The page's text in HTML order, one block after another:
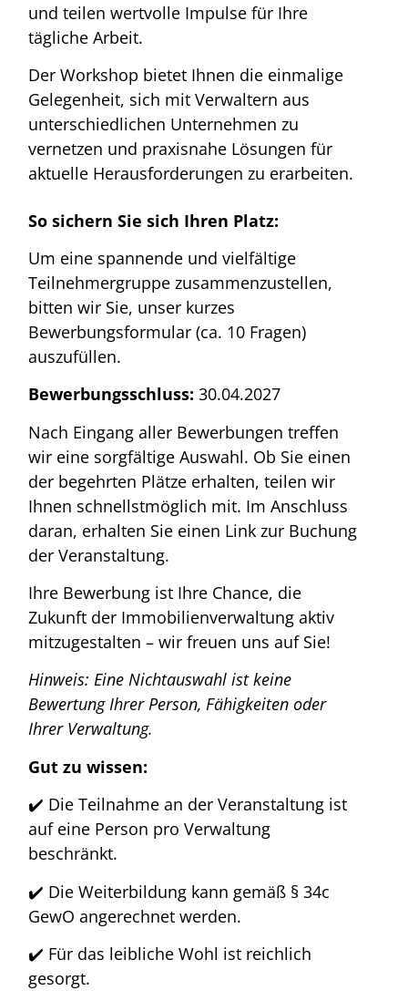
und teilen wertvolle Impulse für Ihre
tägliche Arbeit.
Der Workshop bietet Ihnen die einmalige
Gelegenheit, sich mit Verwaltern aus
unterschiedlichen Unternehmen zu
vernetzen und praxisnahe Lösungen für
aktuelle Herausforderungen zu erarbeiten.
So sichern Sie sich Ihren Platz:
Um eine spannende und vielfältige
Teilnehmergruppe zusammenzustellen,
bitten wir Sie, unser kurzes
Bewerbungsformular (ca. 10 Fragen)
auszufüllen.
Bewerbungsschluss: 30.04.2027
Nach Eingang aller Bewerbungen treffen
wir eine sorgfältige Auswahl. Ob Sie einen
der begehrten Plätze erhalten, teilen wir
Ihnen schnellstmöglich mit. Im Anschluss
daran, erhalten Sie einen Link zur Buchung
der Veranstaltung.
Ihre Bewerbung ist Ihre Chance, die
Zukunft der Immobilienverwaltung aktiv
mitzugestalten – wir freuen uns auf Sie!
Hinweis: Eine Nichtauswahl ist keine
Bewertung Ihrer Person, Fähigkeiten oder
Ihrer Verwaltung.
Gut zu wissen:
✔️ Die Teilnahme an der Veranstaltung ist
auf eine Person pro Verwaltung
beschränkt.
✔️ Die Weiterbildung kann gemäß § 34c
GewO angerechnet werden. ​
✔️ Für das leibliche Wohl ist reichlich
gesorgt.